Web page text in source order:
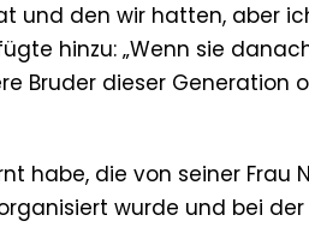
und den wir hatten, aber
hinzu: „Wenn sie
Bruder dieser Generation
habe, die von seiner Frau
wurde und bei